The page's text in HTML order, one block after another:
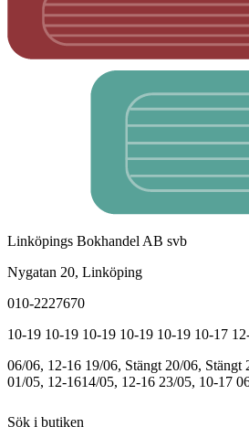
Linköpings Bokhandel AB svb
Nygatan 20, Linköping
010-2227670
10-19 10-19 10-19 10-19 10-19 10-17
06/06, 12-16 19/06, Stängt 20/06, Stängt
01/05, 12-1614/05, 12-16 23/05, 10-17
Sök i butiken